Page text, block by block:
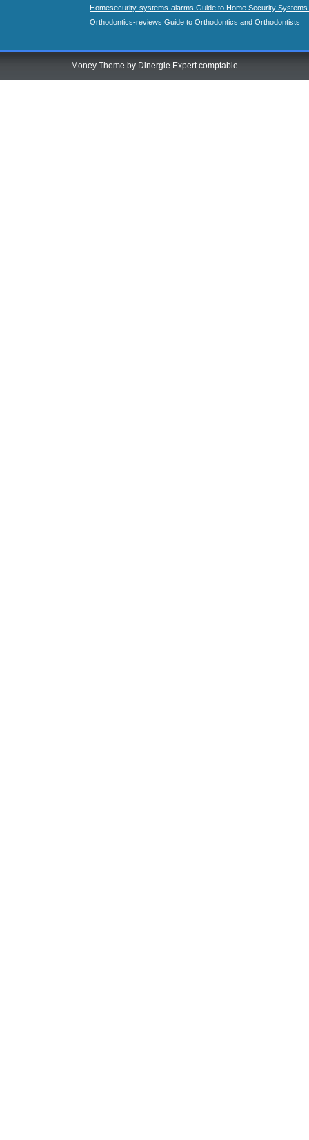
Homesecurity-systems-alarms Guide to Home Security Systems
Orthodontics-reviews Guide to Orthodontics and Orthodontists
Money Theme by Dinergie Expert comptable